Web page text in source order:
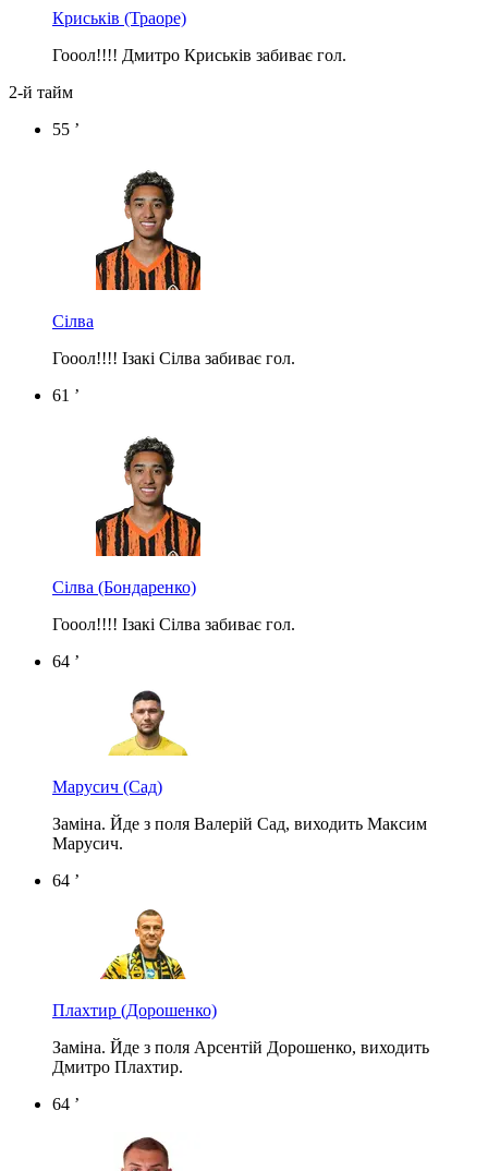
Криськів (Траоре)
Гооол!!!! Дмитро Криськів забиває гол.
2-й тайм
55 ’
Сілва
Гооол!!!! Ізакі Сілва забиває гол.
61 ’
Сілва (Бондаренко)
Гооол!!!! Ізакі Сілва забиває гол.
64 ’
Марусич (Сад)
Заміна. Йде з поля Валерій Сад, виходить Максим
Марусич.
64 ’
Плахтир (Дорошенко)
Заміна. Йде з поля Арсентій Дорошенко, виходить
Дмитро Плахтир.
64 ’